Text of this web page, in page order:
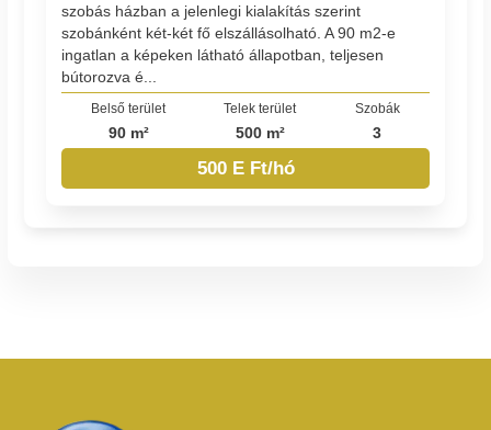
szobás házban a jelenlegi kialakítás szerint
szobánként két-két fő elszállásolható. A 90 m2-e
ingatlan a képeken látható állapotban, teljesen
bútorozva é...
Belső terület
90 m²
Telek terület
500 m²
Szobák
3
500 E Ft/hó